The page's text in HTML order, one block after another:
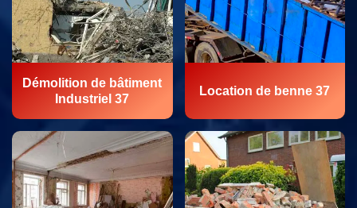
Démolition de bâtiment
Industriel 37
Location de benne 37